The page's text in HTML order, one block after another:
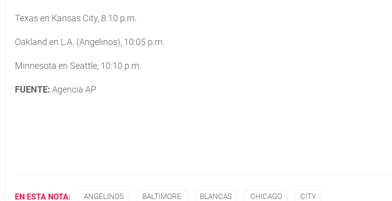
Texas en Kansas City, 8:10 p.m.
Oakland en L.A. (Angelinos), 10:05 p.m.
Minnesota en Seattle, 10:10 p.m.
FUENTE: Agencia AP
EN ESTA NOTA: ANGELINOS BALTIMORE BLANCAS CHICAGO CITY